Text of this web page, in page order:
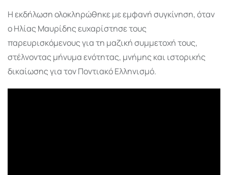
Η εκδήλωση ολοκληρώθηκε με εμφανή συγκίνηση, όταν
ο Ηλίας Μαυρίδης ευχαρίστησε τους
παρευρισκόμενους για τη μαζική συμμετοχή τους,
στέλνοντας μήνυμα ενότητας, μνήμης και ιστορικής
δικαίωσης για τον Ποντιακό Ελληνισμό.